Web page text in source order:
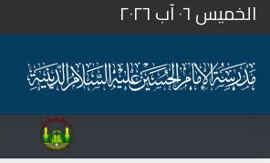
الخميس ٠٦ آب ٢٠٢٦